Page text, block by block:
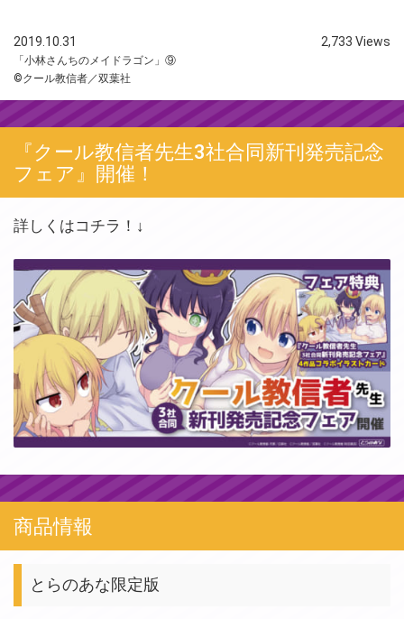
2019.10.31 2,733 Views
「小林さんちのメイドラゴン」⑨
©クール教信者／双葉社
『クール教信者先生3社合同新刊発売記念
フェア』開催！
詳しくはコチラ！↓
商品情報
とらのあな限定版